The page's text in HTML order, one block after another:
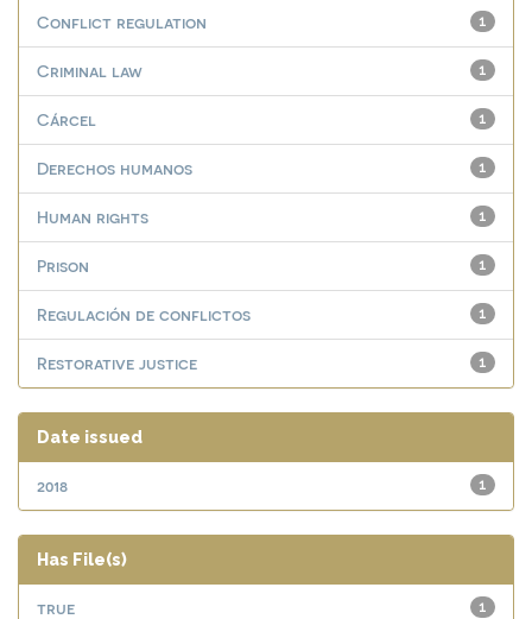
1
Conflict regulation
1
Criminal law
1
Cárcel
1
Derechos humanos
1
Human rights
1
Prison
1
Regulación de conflictos
1
Restorative justice
Date issued
1
2018
Has File(s)
1
true